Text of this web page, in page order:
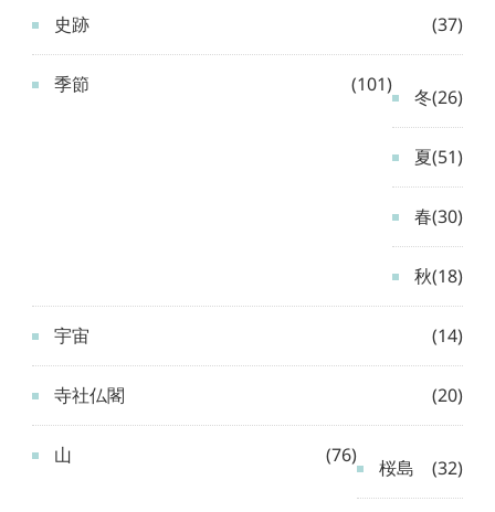
史跡 (37)
季節 (101)
冬(26)
夏(51)
春(30)
秋(18)
宇宙 (14)
寺社仏閣 (20)
山 (76)
桜島 (32)